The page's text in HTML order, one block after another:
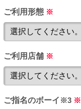
PUA町田
ご利用形態 ※
ご利用店舗 ※
ご指名のボーイ ※3 ※